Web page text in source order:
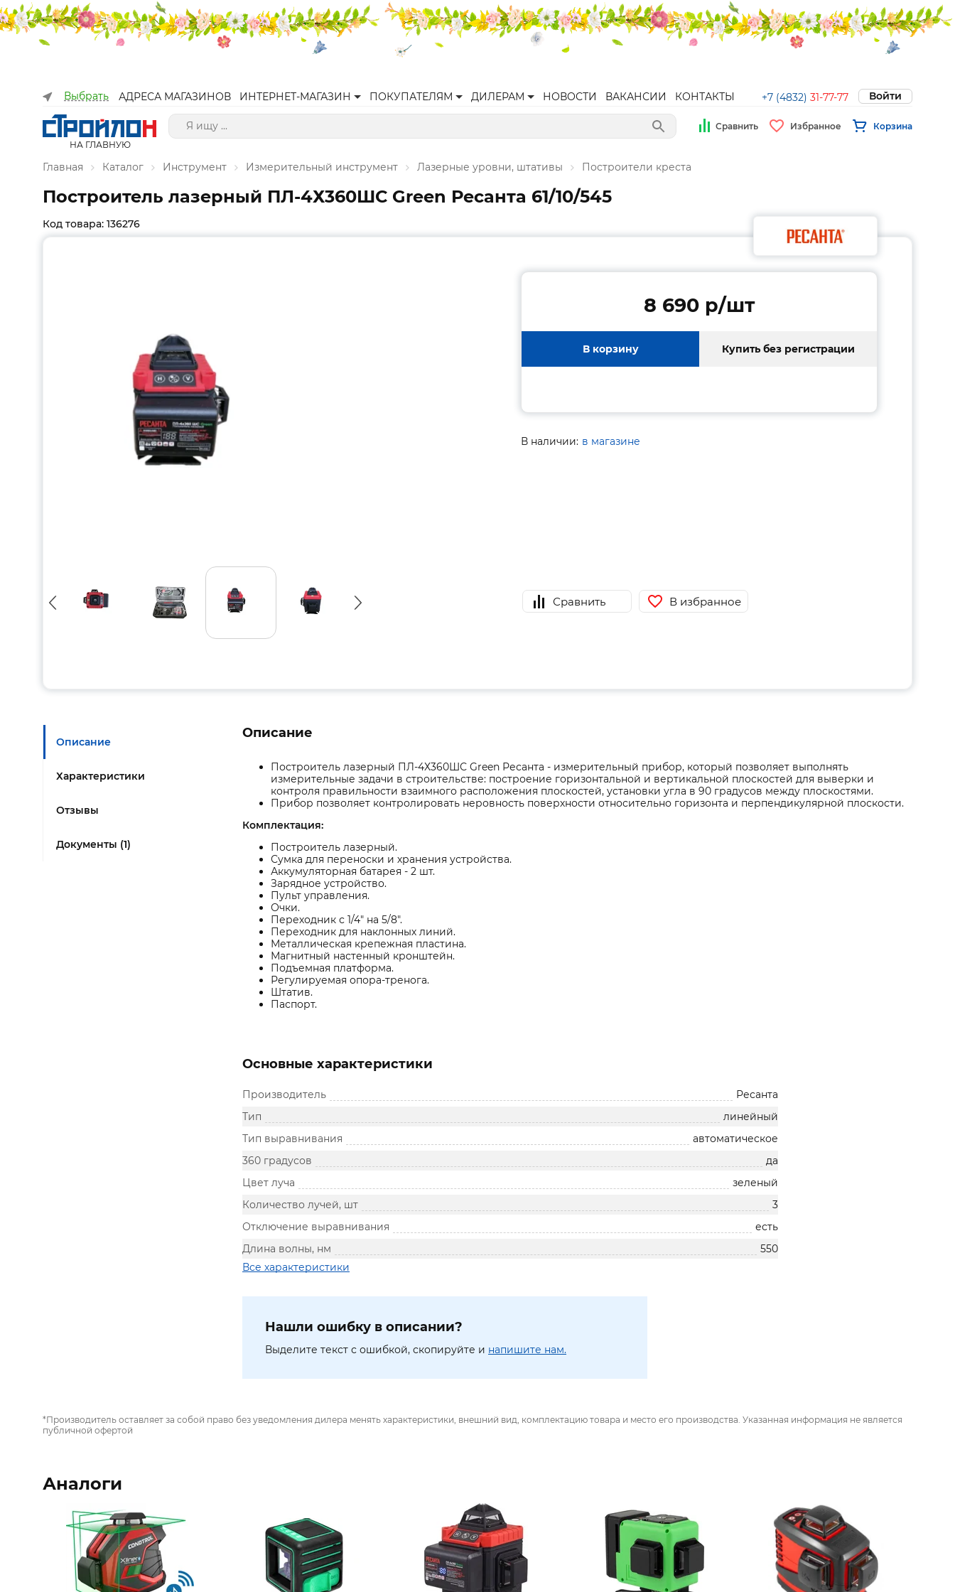
Выбрать АДРЕСА МАГАЗИНОВ ИНТЕРНЕТ-МАГАЗИН ПОКУПАТЕЛЯМ ДИЛЕРАМ НОВОСТИ ВАКАНСИИ КОНТАКТЫ +7 (4832) 31-77-77 Войти
НА ГЛАВНУЮ
Сравнить Избранное Корзина
Главная Каталог Инструмент Измерительный инструмент Лазерные уровни, штативы Построители креста
Построитель лазерный ПЛ-4Х360ШС Green Ресанта 61/10/545
Код товара: 136276
8 690 p/шт
В корзину Купить без регистрации
В наличии: в магазине
Сравнить В избранное
Описание
Характеристики
Отзывы
Документы (1)
Описание
Построитель лазерный ПЛ-4Х360ШС Green Ресанта - измерительный прибор, который позволяет выполнять
измерительные задачи в строительстве: построение горизонтальной и вертикальной плоскостей для выверки и
контроля правильности взаимного расположения плоскостей, установки угла в 90 градусов между плоскостями.
Прибор позволяет контролировать неровность поверхности относительно горизонта и перпендикулярной плоскости.
Комплектация:
Построитель лазерный.
Сумка для переноски и хранения устройства.
Аккумуляторная батарея - 2 шт.
Зарядное устройство.
Пульт управления.
Очки.
Переходник с 1/4" на 5/8".
Переходник для наклонных линий.
Металлическая крепежная пластина.
Магнитный настенный кронштейн.
Подъемная платформа.
Регулируемая опора-тренога.
Штатив.
Паспорт.
Основные характеристики
Производитель
Ресанта
Тип
линейный
Тип выравнивания
автоматическое
360 градусов
да
Цвет луча
зеленый
Количество лучей, шт
3
Отключение выравнивания
есть
Длина волны, нм
550
Все характеристики
Нашли ошибку в описании?
Выделите текст с ошибкой, скопируйте и напишите нам.
*Производитель оставляет за собой право без уведомления дилера менять характеристики, внешний вид, комплектацию товара и место его производства. Указанная информация не является
публичной офертой
Аналоги